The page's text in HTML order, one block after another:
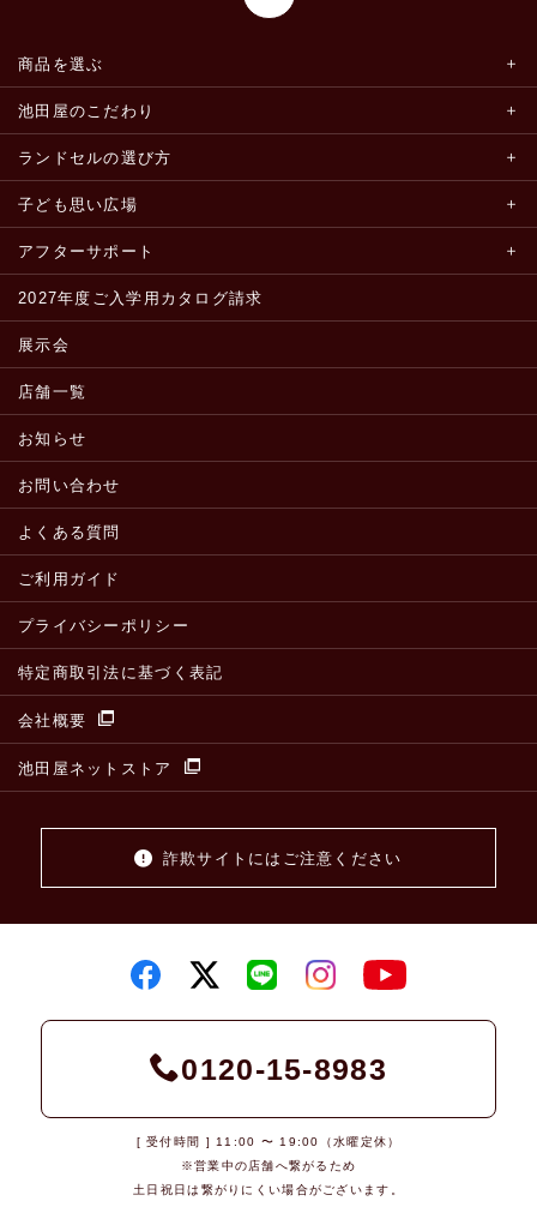
商品を選ぶ
池田屋のこだわり
ランドセルの選び方
子ども思い広場
アフターサポート
2027年度ご入学用カタログ請求
展示会
店舗一覧
お知らせ
お問い合わせ
よくある質問
ご利用ガイド
プライバシーポリシー
特定商取引法に基づく表記
会社概要
池田屋ネットストア
詐欺サイトにはご注意ください
0120-15-8983
[ 受付時間 ] 11:00 〜 19:00（水曜定休）
※営業中の店舗へ繋がるため
土日祝日は繋がりにくい場合がございます。